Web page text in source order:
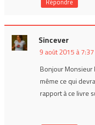
Répondre
Sincever
9 août 2015 à 7:37
Bonjour Monsieur
même ce qui
rapport à ce livre